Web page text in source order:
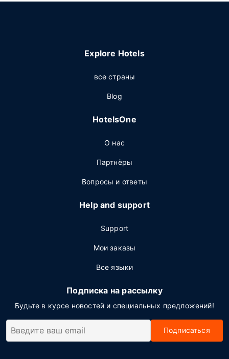
Explore Hotels
все страны
Blog
HotelsOne
О нас
Партнёры
Вопросы и ответы
Help and support
Support
Мои заказы
Все языки
Подписка на рассылку
Будьте в курсе новостей и специальных предложений!
Подписаться